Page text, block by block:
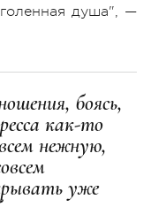
душа", —
боясь,
как-то
нежную,
уже